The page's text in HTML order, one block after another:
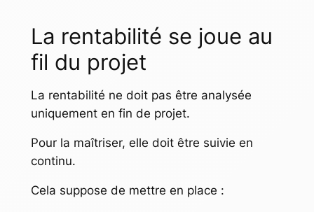
La rentabilité se joue au
fil du projet
La rentabilité ne doit pas être analysée
uniquement en fin de projet.
Pour la maîtriser, elle doit être suivie en
continu.
Cela suppose de mettre en place :